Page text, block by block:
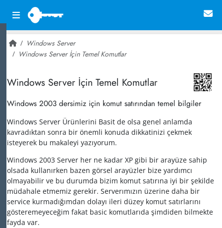
Windows Server
Windows Server İçin Temel Komutlar
Windows Server İçin Temel Komutlar
Windows 2003 dersimiz için komut satırından temel bilgiler
Windows Server Ürünlerini Basit de olsa genel anlamda
kavradıktan sonra bir önemli konuda dikkatinizi çekmek
isteyerek bu makaleyi yazıyorum.
Windows 2003 Server her ne kadar XP gibi bir arayüze sahip
olsada kullanırken bazen görsel arayüzler bize yardımcı
olmayabilir ve bu durumda bizim komut satırına iyi bir şekilde
müdahale etmemiz gerekir. Serverımızın üzerine daha bir
service kurmadığımdan dolayı ileri düzey komut satırlarını
gösteremeyeceğim fakat basic komutlarıda şimdiden bilmekte
fayda var.